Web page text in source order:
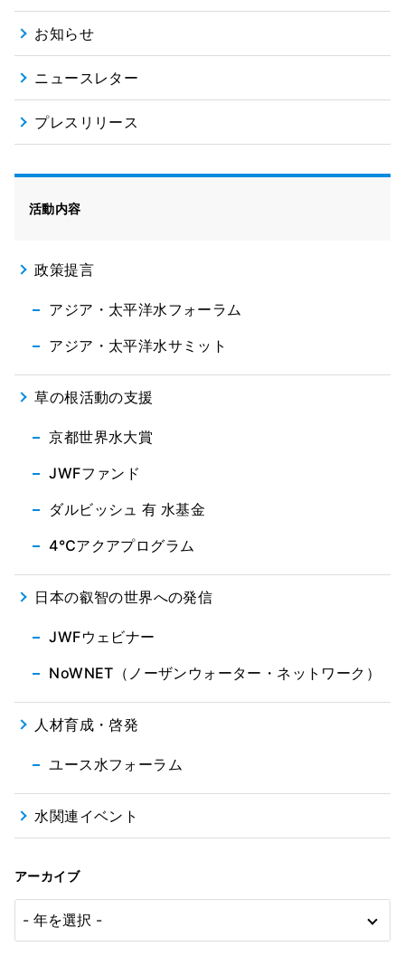
お知らせ
ニュースレター
プレスリリース
活動内容
政策提言
アジア・太平洋水フォーラム
アジア・太平洋水サミット
草の根活動の支援
京都世界水大賞
JWFファンド
ダルビッシュ 有 水基金
4℃アクアプログラム
日本の叡智の世界への発信
JWFウェビナー
NoWNET（ノーザンウォーター・ネットワーク）
人材育成・啓発
ユース水フォーラム
水関連イベント
アーカイブ